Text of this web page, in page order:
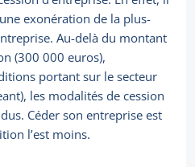
exonération de la plus-
Au-delà du montant
(300 000 euros),
portant sur le secteur
les modalités de cession
Céder son entreprise est
l’est moins.